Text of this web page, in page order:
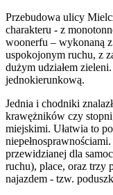
Przebudowa ulicy
charakteru - z
woonerfu – wykonaną
uspokojonym ruchu, z
dużym udziałem
jednokierunkową.
Jednia i chodniki
krawężników czy
miejskimi. Ułatwia to
przewidzianej dla
ruchu), place, oraz trzy
najazdem - tzw.